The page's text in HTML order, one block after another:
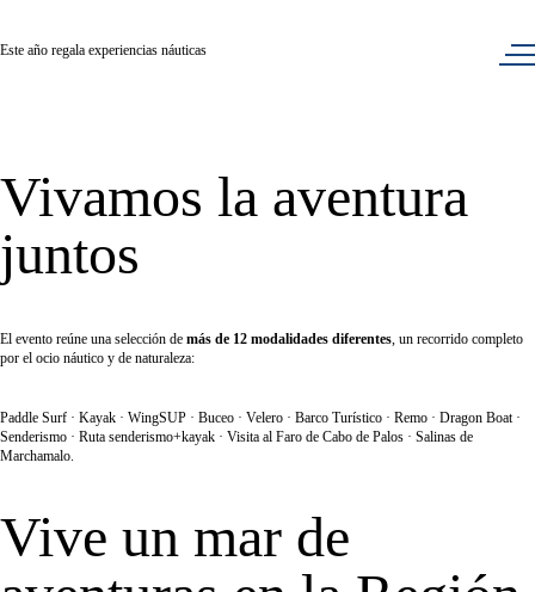
Este año regala experiencias náuticas
Vivamos la aventura
juntos
El evento reúne una selección de más de 12 modalidades diferentes, un recorrido completo
por el ocio náutico y de naturaleza:
Paddle Surf · Kayak · WingSUP · Buceo · Velero · Barco Turístico · Remo · Dragon Boat ·
Senderismo · Ruta senderismo+kayak · Visita al Faro de Cabo de Palos · Salinas de
Marchamalo.
Vive un mar de